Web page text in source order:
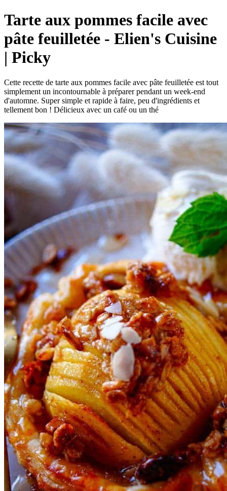
Tarte aux pommes facile avec
pâte feuilletée - Elien's Cuisine
| Picky
Cette recette de tarte aux pommes facile avec pâte feuilletée est tout
simplement un incontournable à préparer pendant un week-end
d'automne. Super simple et rapide à faire, peu d'ingrédients et
tellement bon ! Délicieux avec un café ou un thé